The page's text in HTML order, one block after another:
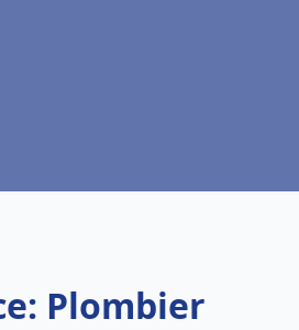
Plombier